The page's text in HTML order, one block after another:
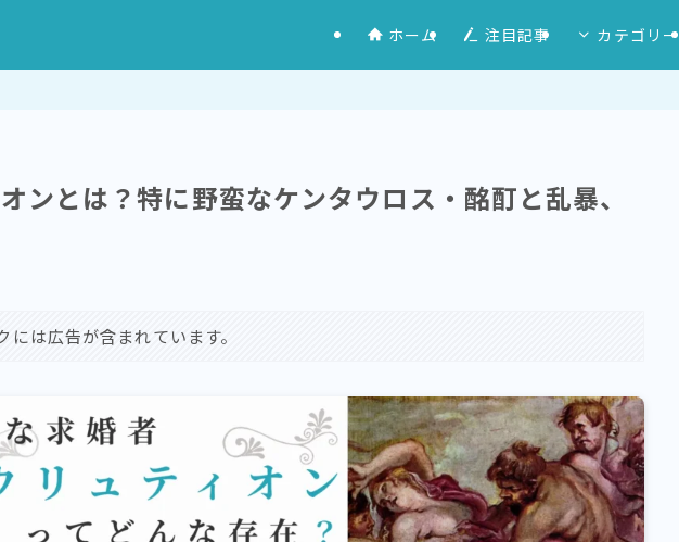
ホーム 注目記事 カテゴリー
ンとは？特に野蛮なケンタウロス・酩酊と乱暴、
には広告が含まれています。